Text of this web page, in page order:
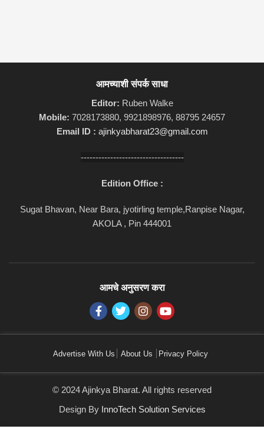
आमच्याशी संपर्क साधा
Editor: Ruben Walke
Mobile: 7028173880, 9921898976, 88795 24657
Email ID : ajinkyabharat23@gmail.com
-----------------------------------
Edition Office :
Sugat Bhavan, Near Bara, jyotirling temple,Ranpise Nagar,
AKOLA , Pin 444001
आमचे अनुसरण करा
Advertise With Us About Us Privacy Policy
© 2024 Ajinkya Bharat. All rights reserved
Design By InnoTech Solution Services